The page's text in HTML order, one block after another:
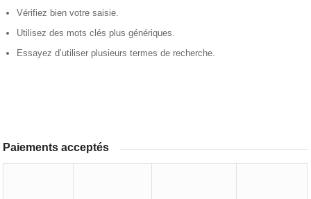
Vérifiez bien votre saisie.
Utilisez des mots clés plus génériques.
Essayez d’utiliser plusieurs termes de recherche.
Paiements acceptés